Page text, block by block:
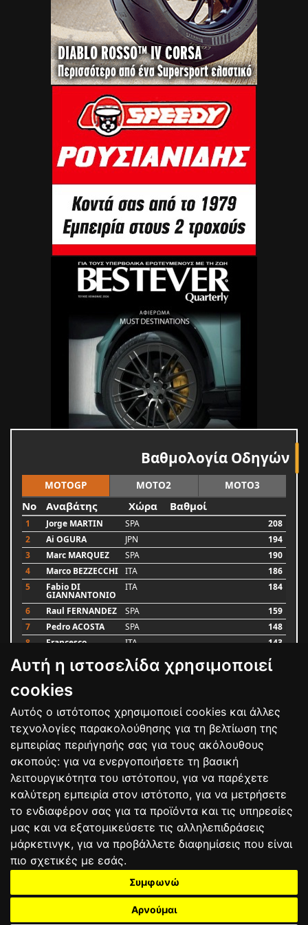
Αυτή η ιστοσελίδα χρησιμοποιεί
cookies
Αυτός ο ιστότοπος χρησιμοποιεί cookies και άλλες
τεχνολογίες παρακολούθησης για τη βελτίωση της
εμπειρίας περιήγησής σας για τους ακόλουθους
σκοπούς: για να ενεργοποιήσετε τη βασική
λειτουργικότητα του ιστότοπου, για να παρέχετε
καλύτερη εμπειρία στον ιστότοπο, για να μετρήσετε
το ενδιαφέρον σας για τα προϊόντα και τις υπηρεσίες
μας και να εξατομικεύσετε τις αλληλεπιδράσεις
μάρκετινγκ, για να προβάλλετε διαφημίσεις που είναι
πιο σχετικές με εσάς.
Συμφωνώ
Αρνούμαι
Βαθμολογία Οδηγών
MOTOGP MOTO2 MOTO3
No Αναβάτης Χώρα Βαθμοί
1 Jorge MARTIN SPA
208
2
Ai OGURA JPN
194
3
Marc MARQUEZ SPA
190
4
Marco BEZZECCHI ITA
186
5
Fabio DI
GIANNANTONIO
ITA 184
6 Raul FERNANDEZ SPA
159
7
Pedro ACOSTA SPA
148
8
Francesco ITA 143
9 Alex MARQUEZ SPA
Luca MARINI
Bαθμολογία
ΟΡΟΙ ΧΡΗΣΗΣΠΟΛΙΤΙΚΗ ΠΡΟΣΤΑΣΙΑΣ
ΑΓΩΝΕΣΑΠΟΤΕΛΕΣΜΑΤΑΑΓΟΡΑ